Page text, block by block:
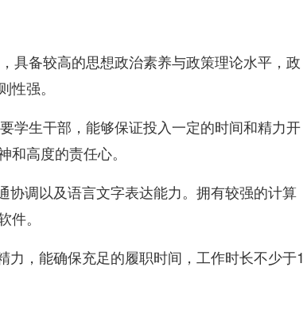
具备较高的思想政治素养与政策理论水平，政
性强。
学生干部，能够保证投入一定的时间和精力开
和高度的责任心。
协调以及语言文字表达能力。拥有较强的计算
。
力，能确保充足的履职时间，工作时长不少于1